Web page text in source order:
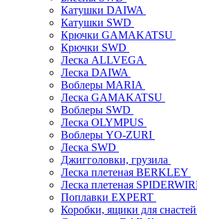
Катушки DAIWA
Катушки SWD
Крючки GAMAKATSU
Крючки SWD
Леска ALLVEGA
Леска DAIWA
Воблеры MARIA
Леска GAMAKATSU
Воблеры SWD
Леска OLYMPUS
Воблеры YO-ZURI
Леска SWD
Джигголовки, грузила
Леска плетеная BERKLEY
Леска плетеная
Поплавки EXPERT
Коробки, ящики для снастей